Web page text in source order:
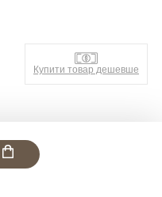
Купити товар дешевше